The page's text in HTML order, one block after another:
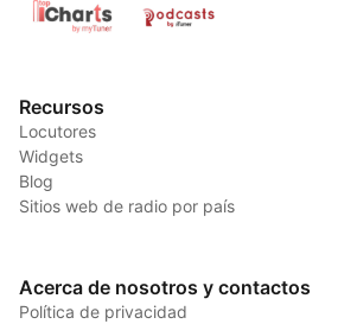
Recursos
Locutores
Widgets
Blog
Sitios web de radio por país
Acerca de nosotros y contactos
Política de privacidad